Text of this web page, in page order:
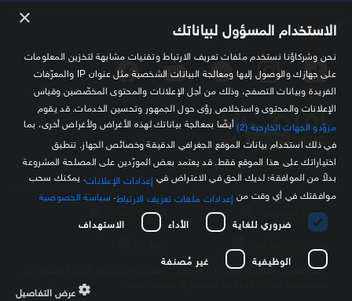
تابعنا
مصدرك الموثوق للمعلومة الاقتصادية
سياسة الخصوصية الشروط والأحكام
كافة العلامات التجارية الخاصة بـ SKY وكل ما تتضمنه من حقوق الملكية الفكرية هي
× الاستخدام المسؤول لبياناتك
نحن وشركاؤنا نستخدم ملفات تعريف الارتباط وتقنيات مشابهة لتخزين المعلومات
على جهازك والوصول إليها ومعالجة البيانات الشخصية مثل عنوان IP والمعرّفات
الفريدة وبيانات التصفح، وذلك من أجل الإعلانات والمحتوى المخصّصين وقياس
الإعلانات والمحتوى واستخلاص رؤى حول الجمهور وتحسين الخدمات. قد يقوم
مزوّدو الجهات الخارجية (2)
أيضًا بمعالجة بياناتك لهذه الأغراض ولأغراض أخرى، بما
في ذلك استخدام بيانات الموقع الجغرافي الدقيقة وخصائص الجهاز. تنطبق
اختياراتك على هذا الموقع فقط. قد يعتمد بعض المورّدين على المصلحة المشروعة
بدلاً من الموافقة؛ لديك الحق في الاعتراض في إعدادات الإعلانات . يمكنك سحب
موافقتك في أي وقت من إعدادات ملفات تعريف الارتباط سياسة الخصوصية
ضروري للغاية
الأداء الاستهداف
الوظيفية غير مُصنفة
عرض التفاصيل